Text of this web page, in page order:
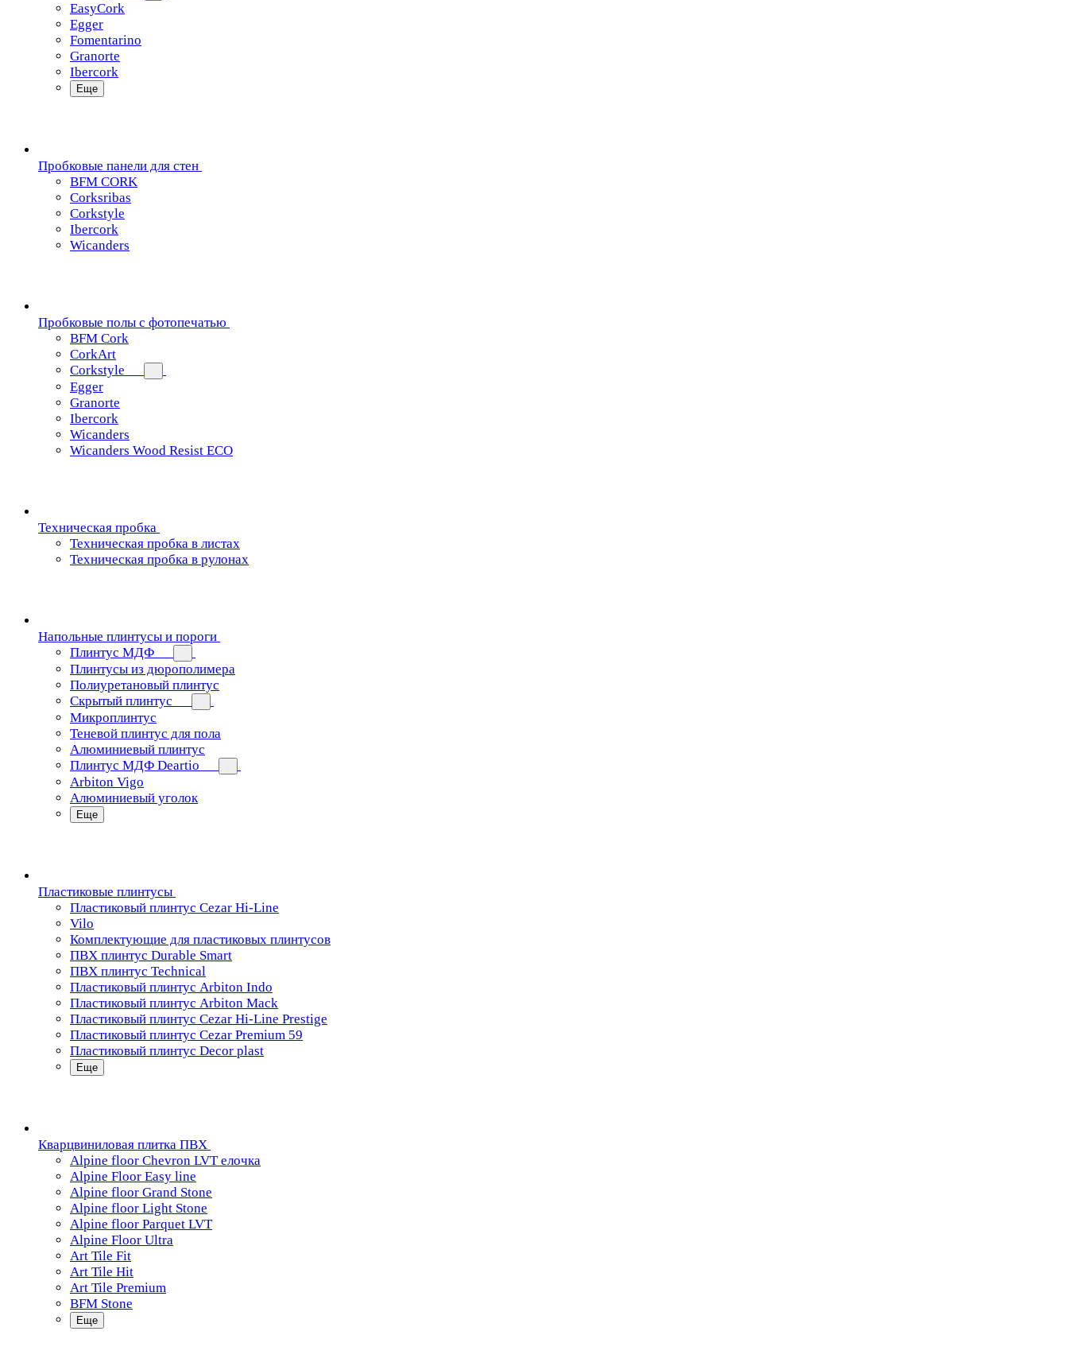
EasyCork
Egger
Fomentarino
Granorte
Ibercork
Еще
Пробковые панели для стен
BFM CORK
Corksribas
Corkstyle
Ibercork
Wicanders
Пробковые полы с фотопечатью
BFM Cork
CorkArt
Corkstyle
Egger
Granorte
Ibercork
Wicanders
Wicanders Wood Resist ECO
Техническая пробка
Техническая пробка в листах
Техническая пробка в рулонах
Напольные плинтусы и пороги
Плинтус МДФ
Плинтусы из дюрополимера
Полиуретановый плинтус
Скрытый плинтус
Микроплинтус
Теневой плинтус для пола
Алюминиевый плинтус
Плинтус МДФ Deartio
Arbiton Vigo
Алюминиевый уголок
Еще
Пластиковые плинтусы
Пластиковый плинтус Cezar Hi-Line
Vilo
Комплектующие для пластиковых плинтусов
ПВХ плинтус Durable Smart
ПВХ плинтус Technical
Пластиковый плинтус Arbiton Indo
Пластиковый плинтус Arbiton Mack
Пластиковый плинтус Cezar Hi-Line Prestige
Пластиковый плинтус Cezar Premium 59
Пластиковый плинтус Decor plast
Еще
Кварцвиниловая плитка ПВХ
Alpine floor Chevron LVT елочка
Alpine Floor Easy line
Alpine floor Grand Stone
Alpine floor Light Stone
Alpine floor Parquet LVT
Alpine Floor Ultra
Art Tile Fit
Art Tile Hit
Art Tile Premium
BFM Stone
Еще